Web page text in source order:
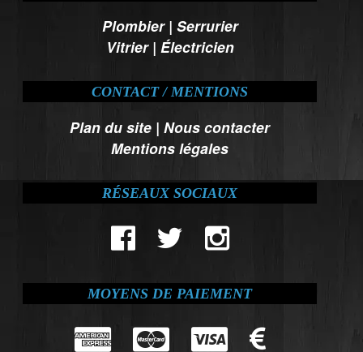
Plombier| Serrurier
Vitrier| Électricien
CONTACT / MENTIONS
Plan du site |Nous contacter
Mentions légales
RÉSEAUX SOCIAUX
MOYENS DE PAIEMENT